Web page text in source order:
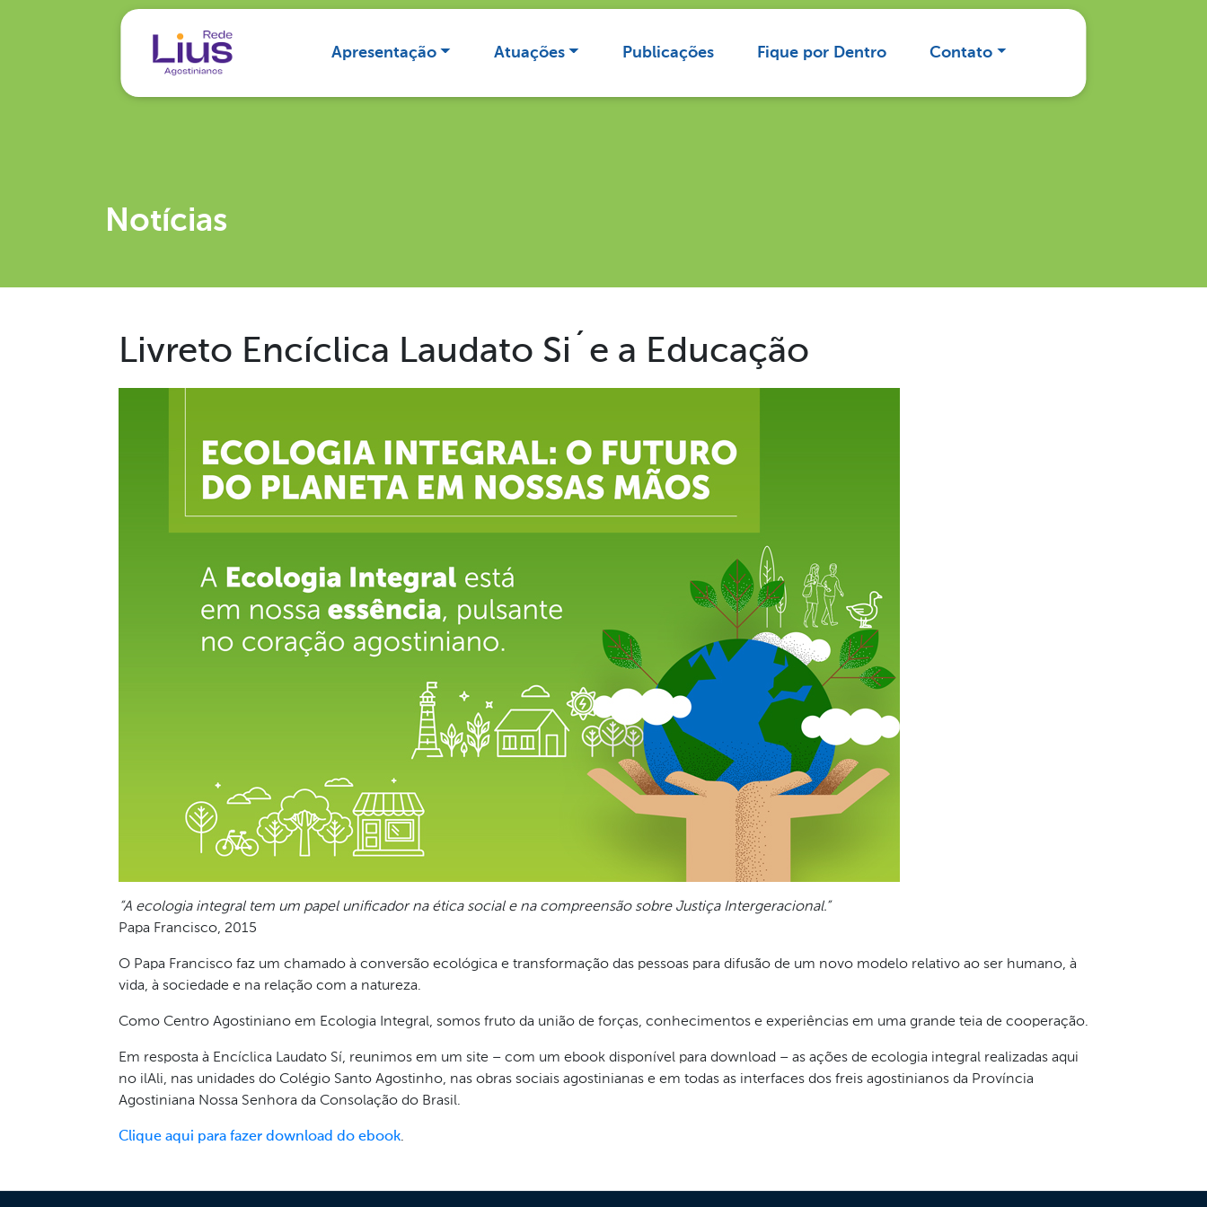
Apresentação Atuações Publicações Fique por Dentro Contato
Notícias
Livreto Encíclica Laudato Si´e a Educação
“A ecologia integral tem um papel unificador na ética social e na compreensão sobre Justiça Intergeracional.”
Papa Francisco, 2015
O Papa Francisco faz um chamado à conversão ecológica e transformação das pessoas para difusão de um novo modelo relativo ao ser humano, à
vida, à sociedade e na relação com a natureza.
Como Centro Agostiniano em Ecologia Integral, somos fruto da união de forças, conhecimentos e experiências em uma grande teia de cooperação.
Em resposta à Encíclica Laudato Sí, reunimos em um site – com um ebook disponível para download – as ações de ecologia integral realizadas aqui
no ilAli, nas unidades do Colégio Santo Agostinho, nas obras sociais agostinianas e em todas as interfaces dos freis agostinianos da Província
Agostiniana Nossa Senhora da Consolação do Brasil.
Clique aqui para fazer download do ebook.